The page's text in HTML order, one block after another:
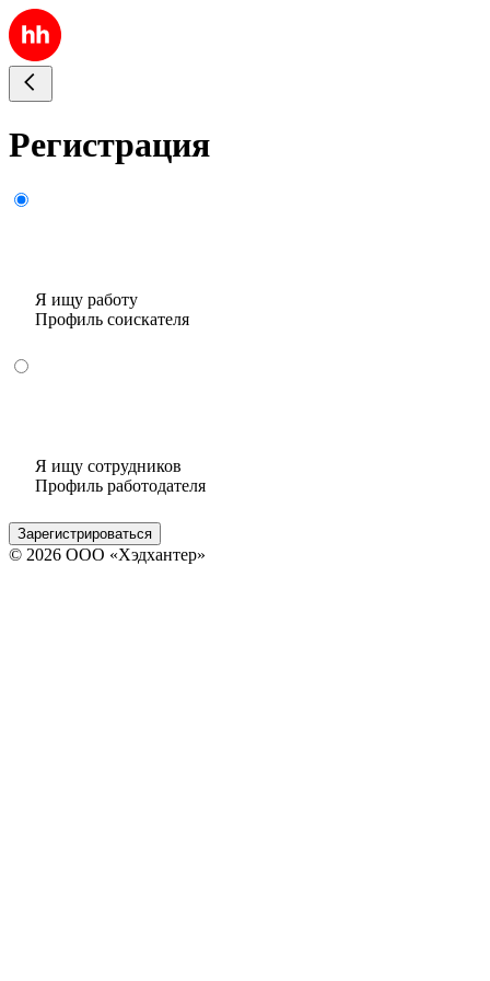
Регистрация
Я ищу работу
Профиль соискателя
Я ищу сотрудников
Профиль работодателя
Зарегистрироваться
© 2026 ООО «Хэдхантер»